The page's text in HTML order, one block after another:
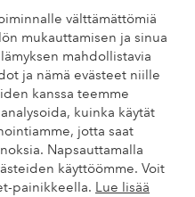
välttämättömiä
mukauttamisen ja sinua
mahdollistavia
ja nämä evästeet niille
kanssa teemme
kuinka käytät
jotta saat
Napsauttamalla
käyttöömme. Voit
painikkeella. Lue lisää
kysymyksiin usein
tietoa siitä, miten voit ottaa
Maksutavat